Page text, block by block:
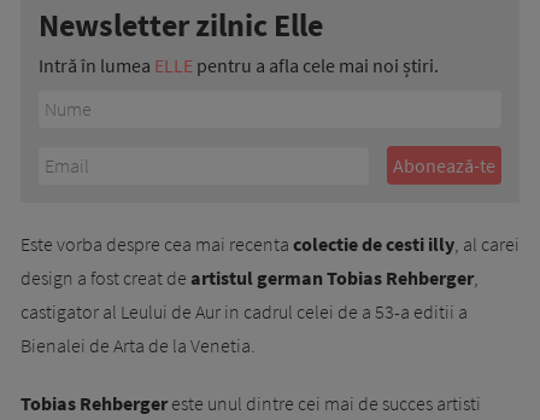
Newsletter zilnic Elle
Intră în lumea ELLE pentru a afla cele mai noi știri.
Este vorba despre cea mai recenta colectie de cesti illy , al carei
design a fost creat de artistul german Tobias Rehberger,
castigator al Leului de Aur in cadrul celei de a 53-a editii a
Bienalei de Arta de la Venetia.
Tobias Rehbergereste unul dintre cei mai de succes artisti